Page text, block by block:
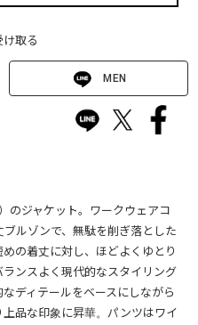
取る
MEN
のジャケット。ワークウェアコ
ルゾンで、無駄を削ぎ落とした
の着丈に対し、ほどよくゆとり
ンスよく現代的なスタイリング
ディテールをベースにしながら
品な印象に昇華。パンツはワイ